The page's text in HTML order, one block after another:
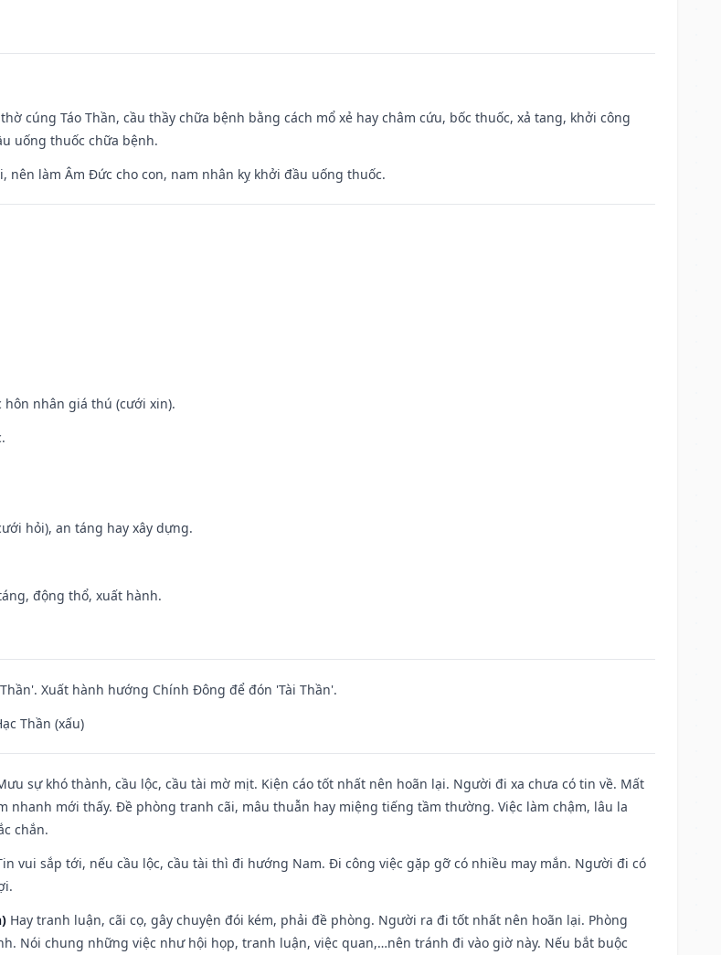
cúng Táo Thần, cầu thầy chữa bệnh bằng cách mổ xẻ hay châm cứu, bốc thuốc, xả tang, khởi công
uống thuốc chữa bệnh.
nên làm Âm Đức cho con, nam nhân kỵ khởi đầu uống thuốc.
hôn nhân giá thú (cưới xin).
hỏi), an táng hay xây dựng.
động thổ, xuất hành.
Xuất hành hướng Chính Đông để đón 'Tài Thần'.
Thần (xấu)
sự khó thành, cầu lộc, cầu tài mờ mịt. Kiện cáo tốt nhất nên hoãn lại. Người đi xa chưa có tin về. Mất
nhanh mới thấy. Đề phòng tranh cãi, mâu thuẫn hay miệng tiếng tầm thường. Việc làm chậm, lâu la
chắn.
vui sắp tới, nếu cầu lộc, cầu tài thì đi hướng Nam. Đi công việc gặp gỡ có nhiều may mắn. Người đi có
Hay tranh luận, cãi cọ, gây chuyện đói kém, phải đề phòng. Người ra đi tốt nhất nên hoãn lại. Phòng
Nói chung những việc như hội họp, tranh luận, việc quan,…nên tránh đi vào giờ này. Nếu bắt buộc